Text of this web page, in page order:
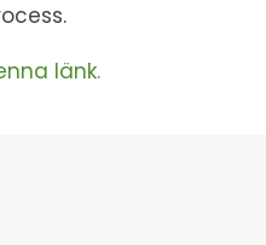
länk.